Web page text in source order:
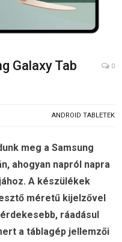
Galaxy Tab
0
ANDROID TABLETEK
meg a Samsung
ahogyan napról napra
A készülékek
méretű kijelzővel
ráadásul
a táblagép jellemzői